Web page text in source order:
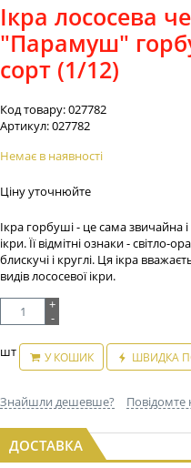
Ікра лососева
"Парамуш"
сорт (1/12)
Код товару:027782
Артикул:027782
Немає в наявності
Ціну уточнюйте
Ікра горбуші - це сама звичайна
ікри. Її відмітні ознаки - світло-
блискучі і круглі. Ця ікра
видів лососевої ікри.
+
-
шт У КОШИК ШВИДКА
Знайшли дешевше? Повідомте
ДОСТАВКА